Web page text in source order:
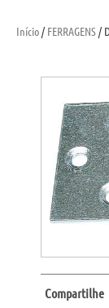
Início/ FERRAGENS/
Compartilhe